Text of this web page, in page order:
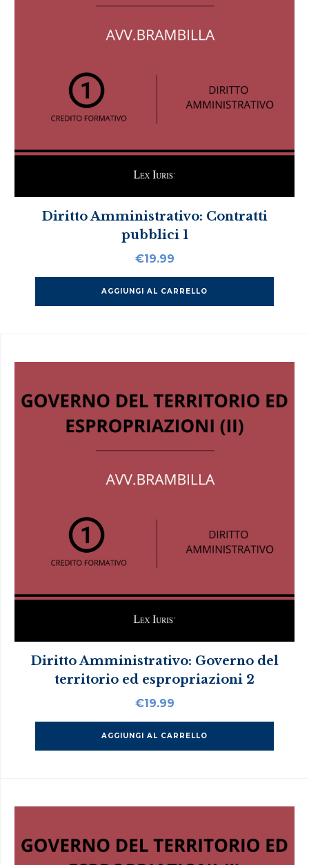
Diritto Amministrativo: Contratti
pubblici 1
€19.99
AGGIUNGI AL CARRELLO
Diritto Amministrativo: Governo del
territorio ed espropriazioni 2
€19.99
AGGIUNGI AL CARRELLO